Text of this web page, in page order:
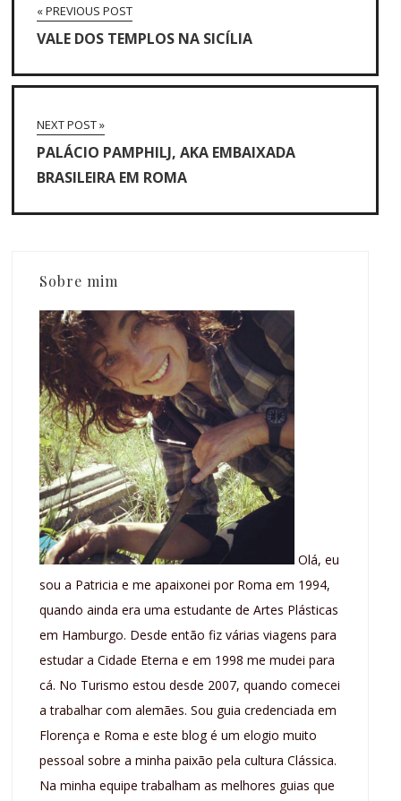
« PREVIOUS POST
VALE DOS TEMPLOS NA SICÍLIA
NEXT POST »
PALÁCIO PAMPHILJ, AKA EMBAIXADA
BRASILEIRA EM ROMA
Sobre mim
Olá, eu
sou a Patricia e me apaixonei por Roma em 1994,
quando ainda era uma estudante de Artes Plásticas
em Hamburgo. Desde então fiz várias viagens para
estudar a Cidade Eterna e em 1998 me mudei para
cá. No Turismo estou desde 2007, quando comecei
a trabalhar com alemães. Sou guia credenciada em
Florença e Roma e este blog é um elogio muito
pessoal sobre a minha paixão pela cultura Clássica.
Na minha equipe trabalham as melhores guias que